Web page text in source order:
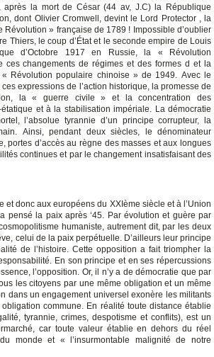
la mort de César (44 av, J.C) la République
dont Olivier Cromwell, devint le Lord Protector , la
» française de 1789 ! Impossible d’oublier
Thiers, le coup d’État et le seconde empire de Louis
d’Octobre 1917 en Russie, la « Révolution
changements de régimes et des formes d et la
Révolution populaire chinoise » de 1949. Avec le
expressions de l’action historique, la promesse de
la « guerre civile » et la concentration des
et à la stabilisation impériale. La démocratie
l’absolue tyrannie d’un principe corrupteur, la
Ainsi, pendant deux siècles, le dénominateur
portes d’accès au règne des masses et aux longues
continues et par le changement insatisfaisant des
donc aux européens du XXIème siècle et à l’Union
pensé la paix après ‘45. Par évolution et guère par
humaniste, autrement dit, par les deux
celui de la paix perpétuelle. D’ailleurs leur principe
de l’histoire. Cette opposition a fait triompher la
En son principe et en ses répercussions
l’opposition. Or, il n’y a de démocratie que par
les citoyens par une même obligation et un même
dans un engagement universel exonère les militants
commune. En réalité toute distance établie
tyrannie, crimes, despotisme et conflits), est un
car toute valeur établie en dehors du réel
monde et « l’insurmontable malignité de notre